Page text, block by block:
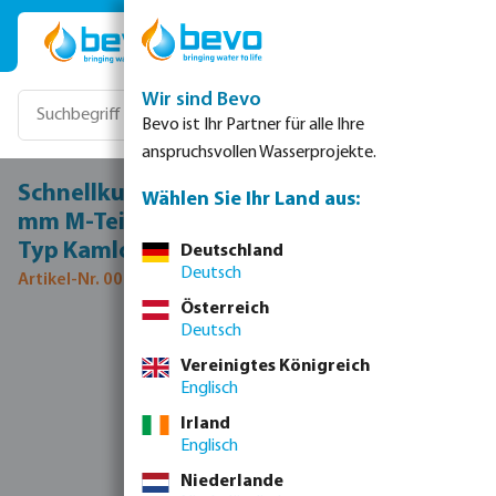
Zum Hauptinhalt springen
Schnellkupplung Edelstahl 316 1/2" x 13
mm M-Teil Kamlock x Schlauchtülle 10bar
Typ Kamlock C
Artikel-Nr. 0075050
Bildergalerie überspringen
Wir sind Bevo
Bevo ist Ihr Partner für alle Ihre
anspruchsvollen Wasserprojekte.
Wählen Sie Ihr Land aus:
Deutschland
Deutsch
Österreich
Deutsch
Vereinigtes Königreich
Englisch
Irland
Englisch
Niederlande